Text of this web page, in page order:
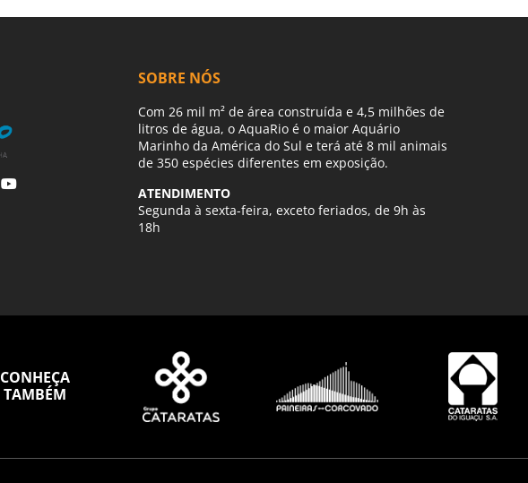
SOBRE NÓS
Com 26 mil m² de área construída e 4,5 milhões de
litros de água, o AquaRio é o maior Aquário
Marinho da América do Sul e terá até 8 mil animais
de 350 espécies diferentes em exposição.
ATENDIMENTO
Segunda à sexta-feira, exceto feriados, de 9h às
18h
CONHEÇA
TAMBÉM